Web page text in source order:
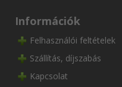
Információk
Felhasználói feltételek
Szállítás, díjszabás
Kapcsolat